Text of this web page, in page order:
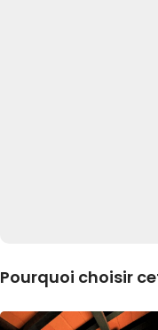
Pourquoi choisir